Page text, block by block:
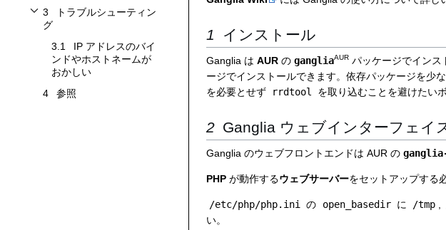
3
トラブルシューティン
グ
トラブルシューティングサブセクションを切り替えます
3.1
IP アドレスのバイ
ンドやホストネームが
おかしい
4
参照
インストール
Ganglia は AUR の gangliaAUR パッケージでインス
ージでインストールできます。依存パッケージを少
を必要とせず
rrdtool を取り込むことを避けたい
Ganglia ウェブインターフェイ
Ganglia のウェブフロントエンドは AUR の
PHP が動作するウェブサーバーをセットアップする
/etc/php/php.ini の open_basedir に /tmp
い。